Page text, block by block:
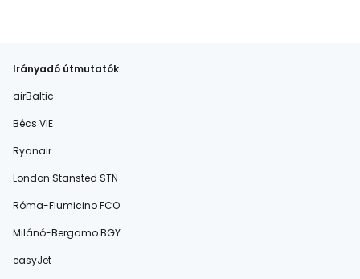
Irányadó útmutatók
airBaltic
Bécs VIE
Ryanair
London Stansted STN
Róma-Fiumicino FCO
Milánó-Bergamo BGY
easyJet